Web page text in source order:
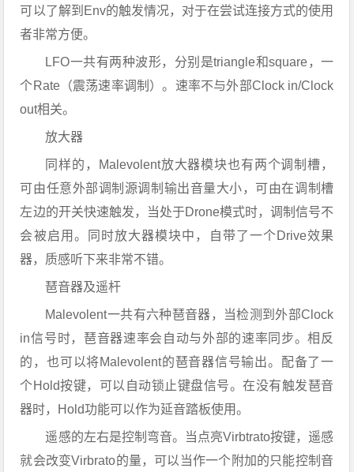
可以了解到Env的触发情况，对于在尝试连接方式的使用
者非常方便。
LFO一共有两种波形，分别是triangle和square，一
个Rate（震荡速率调制）。速率不与外部Clock in/Clock
out相关。
放大器
同样的，Malevolent放大器模块也有两个调制槽，
可由任意外部调制源调制输出音量大小，可由在调制槽
左边的开关快速触发，当处于Drone模式时，调制信号不
会被启用。同时放大器模块中，自带了一个Drive效果
器，质感听下来非常不错。
琶音器及遥杆
Malevolent一共有六种琶音器，当检测到外部Clock
in信号时，琶音器速率会自动与外部的速率同步。相反
的，也可以将Malevolent的琶音器信号输出。配备了一
个Hold按键，可以自动锁止键盘信号。在没有触发琶音
器时，Hold功能可以作为延音踏板使用。
遥感的左右是控制弯音。当点亮Virbtrato按键，遥感
就会改变Virbrato的量，可以当作一个附加的只能控制音